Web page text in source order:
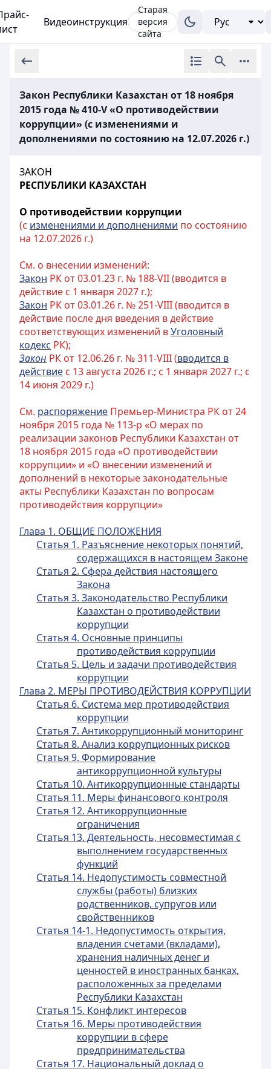
Видеоинструкция
Старая
версия
сайта
Закон Республики Казахстан от 18 ноября
2015 года № 410-V «О противодействии
коррупции» (с изменениями и
дополнениями по состоянию на 12.07.2026 г.)
ЗАКОН
РЕСПУБЛИКИ КАЗАХСТАН
О противодействии коррупции
(с изменениями и дополнениями по состоянию
на 12.07.2026 г.)
См. о внесении изменений:
Закон РК от 03.01.23 г. № 188-VII (вводится в
действие с 1 января 2027 г.);
Закон РК от 03.01.26 г. № 251-VIII (вводится в
действие после дня введения в действие
соответствующих изменений вУголовный
кодекс РК);
Закон РК от 12.06.26 г. № 311-VIII (вводится в
действие с 13 августа 2026 г.; с 1 января 2027 г.; с
14 июня 2029 г.)
См. распоряжение Премьер-Министра РК от 24
ноября 2015 года № 113-р «О мерах по
реализации законов Республики Казахстан от
18 ноября 2015 года «О противодействии
коррупции» и «О внесении изменений и
дополнений в некоторые законодательные
акты Республики Казахстан по вопросам
противодействия коррупции»
Глава 1. ОБЩИЕ ПОЛОЖЕНИЯ
Статья 1. Разъяснение некоторых понятий,
содержащихся в настоящем Законе
Статья 2. Сфера действия настоящего
Закона
Статья 3. Законодательство Республики
Казахстан о противодействии
коррупции
Статья 4. Основные принципы
противодействия коррупции
Статья 5. Цель и задачи противодействия
коррупции
Глава 2. МЕРЫ ПРОТИВОДЕЙСТВИЯ КОРРУПЦИИ
Статья 6. Система мер противодействия
коррупции
Статья 7. Антикоррупционный мониторинг
Статья 8. Анализ коррупционных рисков
Статья 9. Формирование
антикоррупционной культуры
Статья 10. Антикоррупционные стандарты
Статья 11. Меры финансового контроля
Статья 12. Антикоррупционные
ограничения
Статья 13. Деятельность, несовместимая с
выполнением государственных
функций
Статья 14. Недопустимость совместной
службы (работы) близких
родственников, супругов или
свойственников
Статья 14-1. Недопустимость открытия,
владения счетами (вкладами),
хранения наличных денег и
ценностей в иностранных банках,
расположенных за пределами
Республики Казахстан
Статья 15. Конфликт интересов
Статья 16. Меры противодействия
коррупции в сфере
предпринимательства
Статья 17. Национальный доклад о